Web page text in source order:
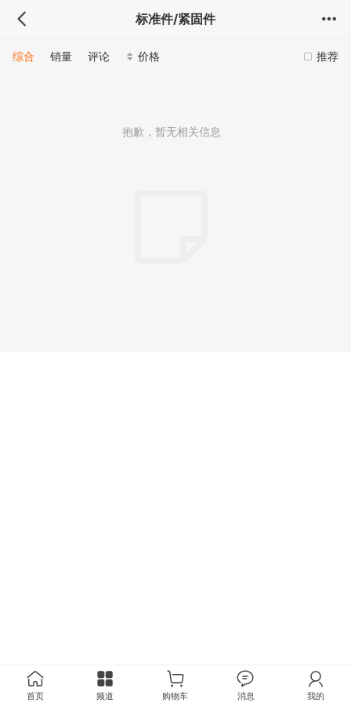
标准件/紧固件
推荐
综合 销量 评论 价格
抱歉，暂无相关信息
首页 频道 购物车 消息 我的